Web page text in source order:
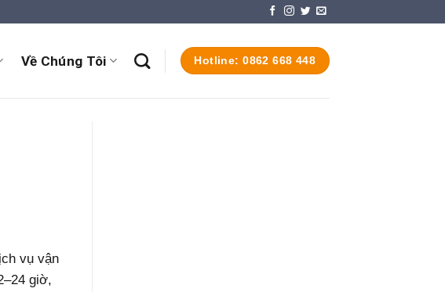
Về Chúng Tôi Hotline: 0862 668 448
vụ vận
giờ,